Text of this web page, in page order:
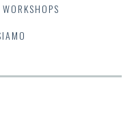
WORKSHOPS